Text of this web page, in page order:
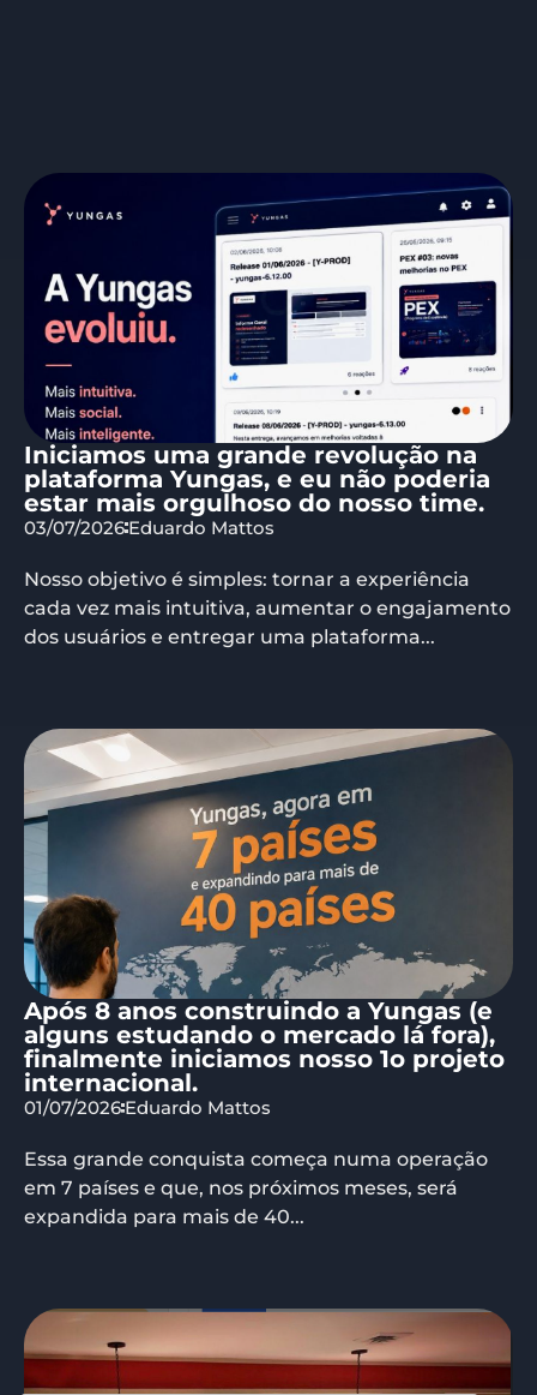
Iniciamos uma grande revolução na
plataforma Yungas, e eu não poderia
estar mais orgulhoso do nosso time.
03/07/2026 Eduardo Mattos
Nosso objetivo é simples: tornar a experiência
cada vez mais intuitiva, aumentar o engajamento
dos usuários e entregar uma plataforma...
Após 8 anos construindo a Yungas (e
alguns estudando o mercado lá fora),
finalmente iniciamos nosso 1o projeto
internacional.
01/07/2026 Eduardo Mattos
Essa grande conquista começa numa operação
em 7 países e que, nos próximos meses, será
expandida para mais de 40...